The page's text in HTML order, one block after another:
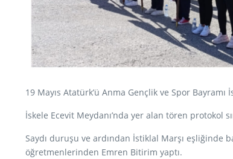
19 Mayıs Atatürk’ü Anma Gençlik ve Spor
İskele Ecevit Meydanı’nda yer alan tören protokol
Saydı duruşu ve ardından İstiklal Marşı eşliğinde
öğretmenlerinden Emren Bitirim yaptı.